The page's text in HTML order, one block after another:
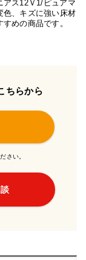
アス12Ｖ1/ピュアマ
色、キズに強い床材
めの商品です。
ちらから
さい。